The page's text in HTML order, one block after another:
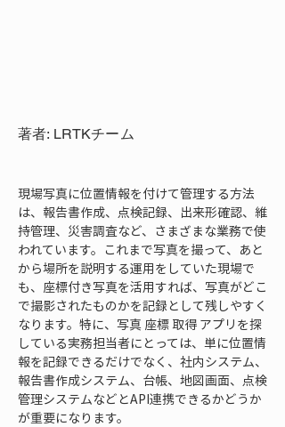
著者: LRTKチーム
現場写真に位置情報を付けて管理する方法
は、報告書作成、点検記録、出来形確認、維
持管理、災害調査など、さまざまな業務で使
われています。これまで写真を撮って、あと
から場所を説明する運用をしていた現場で
も、座標付き写真を活用すれば、写真がどこ
で撮影されたものかを記録として残しやすく
なります。特に、写真 座標 取得 アプリを探
している実務担当者にとっては、単に位置情
報を記録できるだけでなく、社内システム、
報告書作成システム、台帳、地図画面、点検
管理システムなどとAPI連携できるかどうか
が重要になります。